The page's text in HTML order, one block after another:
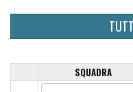
SQUADRA